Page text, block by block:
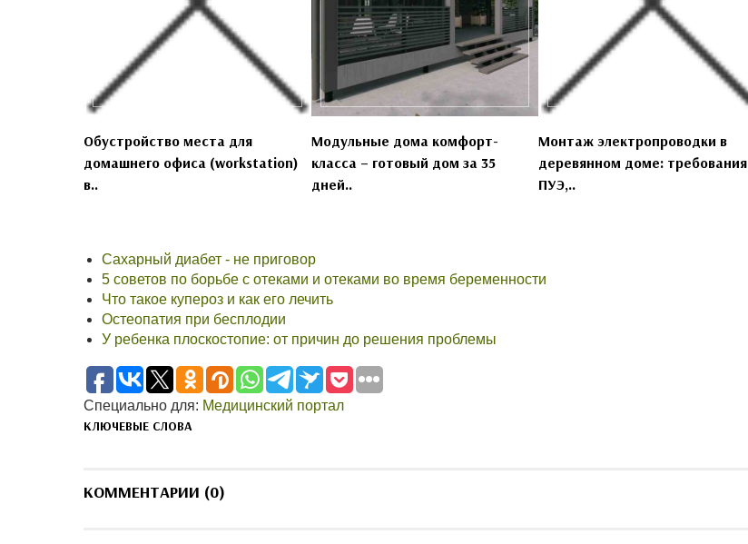
Обустройство места для
домашнего офиса (workstation)
в..
Модульные дома комфорт-
класса – готовый дом за 35
дней..
Монтаж электропроводки в
деревянном доме: требования
ПУЭ,..
Сахарный диабет - не приговор
5 советов по борьбе с отеками и отеками во время беременности
Что такое купероз и как его лечить
Остеопатия при бесплодии
У ребенка плоскостопие: от причин до решения проблемы
Специально для: Медицинский портал
КЛЮЧЕВЫЕ СЛОВА
КОММЕНТАРИИ (0)